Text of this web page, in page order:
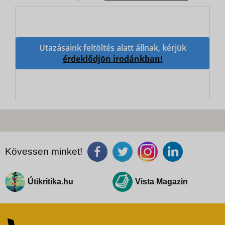
Utazásaink feltöltés alatt állnak, kérjük
érdeklődjön irodánkban!
Kövessen minket!
Útikritika.hu Vista Magazin